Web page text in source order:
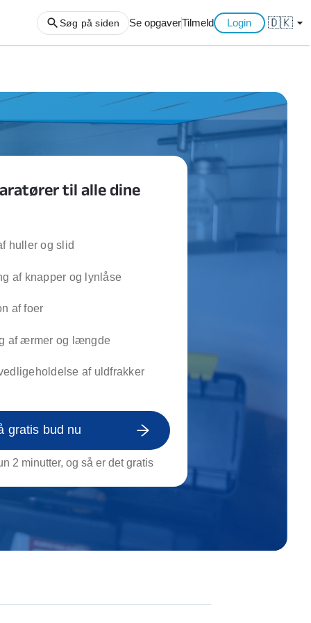
af haveaffald
af køkken
af genstande
Søg på siden Se opgaverTilmeld Login 🇩🇰 arrow_drop_down
til alle dine
huller og slid
af knapper og lynlåse
af foer
af ærmer og længde
af uldfrakker
gratis bud nu
2 minutter, og så er det gratis